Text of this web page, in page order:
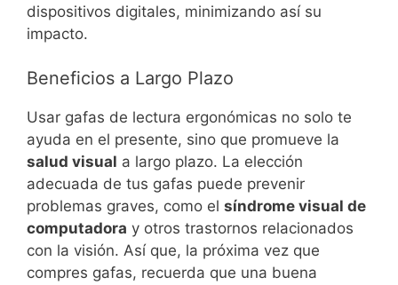
dispositivos digitales, minimizando así su
impacto.
Beneficios a Largo Plazo
Usar gafas de lectura ergonómicas no solo te
ayuda en el presente, sino que promueve la
salud visual a largo plazo. La elección
adecuada de tus gafas puede prevenir
problemas graves, como el síndrome visual de
computadora y otros trastornos relacionados
con la visión. Así que, la próxima vez que
compres gafas, recuerda que una buena